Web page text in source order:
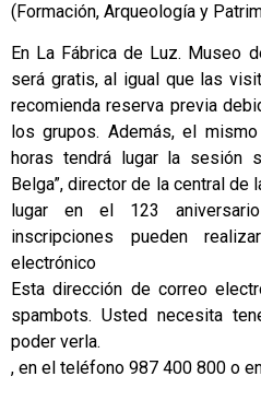
(Formación, Arqueología y
En La Fábrica de Luz. Museo
será gratis, al igual que las
recomienda reserva previa
los grupos. Además, el
horas tendrá lugar la sesión
Belga”, director de la central de
lugar en el 123
inscripciones pueden
electrónico
Esta dirección de correo
spambots. Usted necesita
poder verla.
, en el teléfono 987 400 800 o